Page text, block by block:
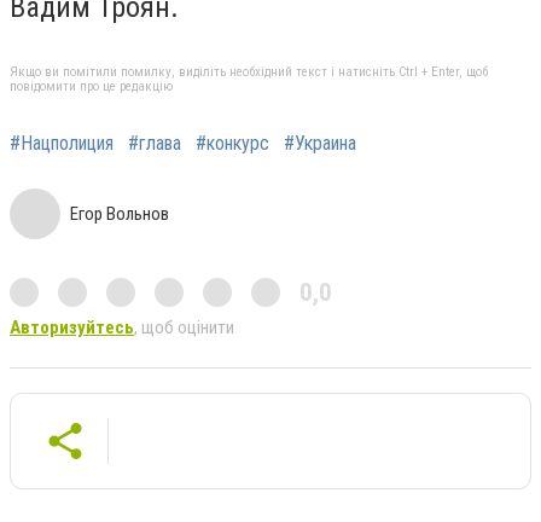
Вадим Троян.
Якщо ви помітили помилку, виділіть необхідний текст і натисніть Ctrl + Enter, щоб
повідомити про це редакцію
#Нацполиция #глава #конкурс #Украина
Егор Вольнов
0,0
Авторизуйтесь, щоб оцінити